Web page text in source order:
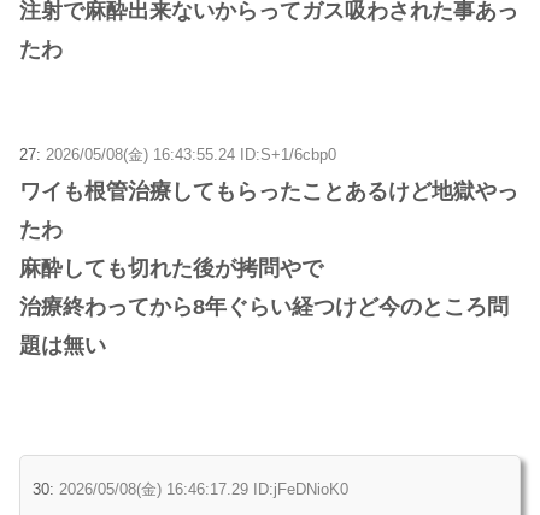
注射で麻酔出来ないからってガス吸わされた事あっ
たわ
27: 2026/05/08(金) 16:43:55.24 ID:S+1/6cbp0
ワイも根管治療してもらったことあるけど地獄やっ
たわ
麻酔しても切れた後が拷問やで
治療終わってから8年ぐらい経つけど今のところ問
題は無い
30: 2026/05/08(金) 16:46:17.29 ID:jFeDNioK0